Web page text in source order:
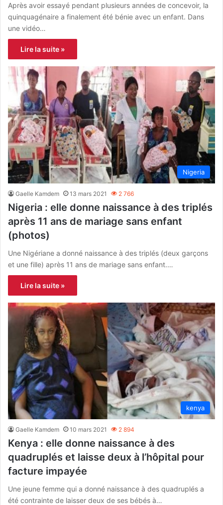
Après avoir essayé pendant plusieurs années de concevoir, la
quinquagénaire a finalement été bénie avec un enfant. Dans
une vidéo…
Lire la suite »
Nigeria
Gaelle Kamdem 13 mars 2021 2 766
Nigeria : elle donne naissance à des triplés
après 11 ans de mariage sans enfant
(photos)
Une Nigériane a donné naissance à des triplés (deux garçons
et une fille) après 11 ans de mariage sans enfant.…
Lire la suite »
kenya
Gaelle Kamdem 10 mars 2021 2 894
Kenya : elle donne naissance à des
quadruplés et laisse deux à l’hôpital pour
facture impayée
Une jeune femme qui a donné naissance à des quadruplés a
été contrainte de laisser deux de ses bébés à…